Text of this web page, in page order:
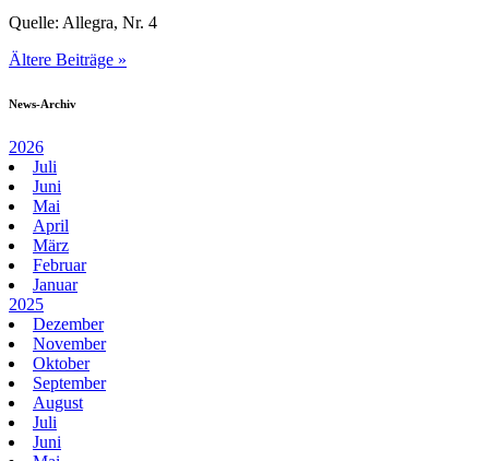
Quelle: Allegra, Nr. 4
Ältere Beiträge »
News-Archiv
2026
Juli
Juni
Mai
April
März
Februar
Januar
2025
Dezember
November
Oktober
September
August
Juli
Juni